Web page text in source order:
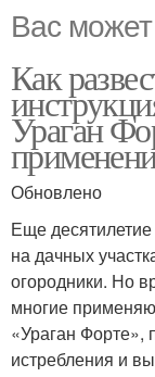
Вас
Как
Ураган
Обновлено
Еще
на дачных
огородники. Но
многие
«Ураган Форте»,
истребления и